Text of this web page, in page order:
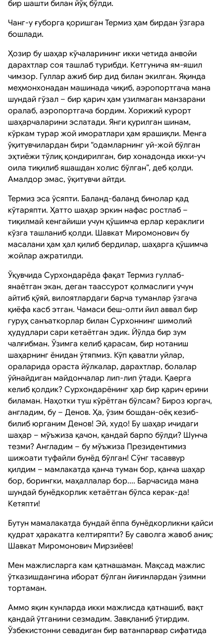
бир шашти билан йўқ бўлди.
Чанг-у ғуборга қоришган Термиз ҳам бирдан ўзгара
бошлади.
Ҳозир бу шаҳар кўчаларининг икки четида анвойи
дарахтлар соя ташлаб турибди. Кетгунича ям-яшил
чимзор. Гуллар ажиб бир дид билан экилган. Яқинда
меҳмонхонадан машинада чиқиб, аэропортгача мана
шундай гўзал – бир қарич ҳам узилмаган манзарани
оралаб, аэропортгача бордим. Хорижий курорт
шаҳарчаларини эслатади. Янги қурилган шинам,
кўркам турар жой иморатлари ҳам ярашиқли. Менга
ўқитувчилардан бири “одамларнинг уй-жой бўлган
эҳтиёжи тўлиқ қондирилган, бир хонадонда икки-уч
оила тиқилиб яшашдан холис бўлган”, деб қолди.
Амалдор эмас, ўқитувчи айтди.
Термиз эса ўсяпти. Баланд-баланд бинолар қад
кўтаряпти. Ҳатто шаҳар эркин нафас ростлаб –
тиқилмай кенгайиши учун қўшимча ерлар кераклиги
кўзга ташланиб қолди. Шавкат Миромонович бу
масалани ҳам ҳал қилиб бердилар, шаҳарга қўшимча
жойлар ажратилди.
Ўқувчида Сурхондарёда фақат Термиз гуллаб-
янаётган экан, деган таассурот қолмаслиги учун
айтиб қўяй, вилоятлардаги барча туманлар ўзгача
қиёфа касб этган. Чамаси беш-олти йил аввал бир
гуруҳ санъаткорлар билан Сурхоннинг шимолий
ҳудудлари сари кетаётган эдик. Йўлда бир зум
чалғибман. Ўзимга келиб қарасам, бир нотаниш
шаҳарнинг ёнидан ўтяпмиз. Кўп қаватли уйлар,
ораларида ораста йўлкалар, дарахтлар, болалар
ўйнайдиган майдончалар лип-лип ўтади. Қаерга
келиб қолдик? Сурхондарёнинг ҳар бир қарич ерини
биламан. Наҳотки туш кўрётган бўлсам? Бироз юргач,
англадим, бу – Денов. Ҳа, ўзим бошдан-оёқ кезиб-
билиб юрганим Денов! Эй, худо! Бу шаҳар ичидаги
шаҳар – мўъжиза қачон, қандай барпо бўлди? Шунча
тезми? Англадим – бу мўъжиза Президентимиз
шижоати туфайли бунёд бўлган! Сўнг тасаввур
қилдим – мамлакатда қанча туман бор, қанча шаҳар
бор, борингки, маҳаллалар бор.... Барчасида мана
шундай бунёдкорлик кетаётган бўлса керак-да!
Кетяпти!
Бутун мамалакатда бундай ёппа бунёдкорликни қайси
қудрат ҳаракатга келтиряпти? Бу саволга жавоб аниқ:
Шавкат Миромонович Мирзиёев!
Мен мажлисларга кам қатнашаман. Мақсад мажлис
ўтказишдангина иборат бўлган йиғинлардан ўзимни
тортаман.
Аммо яқин кунларда икки мажлисда қатнашиб, вақт
қандай ўтганини сезмадим. Завқланиб ўтирдим.
Ўзбекистонни севадиган бир ватанпарвар сифатида